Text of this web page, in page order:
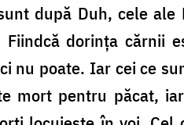
după Duh, cele ale
dorința cărnii
nu poate. Iar cei ce
mort pentru păcat,